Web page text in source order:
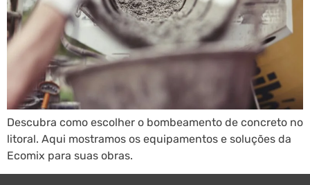
Descubra como escolher o bombeamento de concreto no
litoral. Aqui mostramos os equipamentos e soluções da
Ecomix para suas obras.